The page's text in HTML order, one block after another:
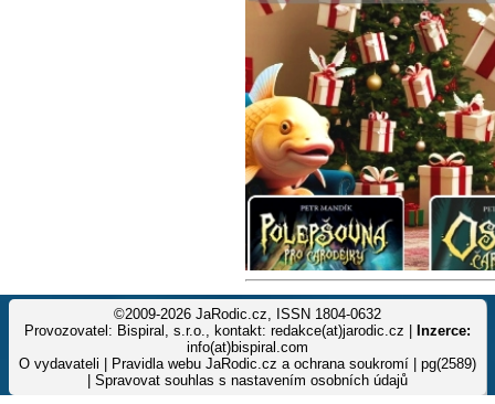
©2009-2026 JaRodic.cz, ISSN 1804-0632
Provozovatel: Bispiral, s.r.o., kontakt: redakce(at)jarodic.cz |
Inzerce:
info(at)bispiral.com
O vydavateli
Pravidla webu JaRodic.cz a ochrana soukromí | pg(2589)
Spravovat souhlas s nastavením osobních údajů